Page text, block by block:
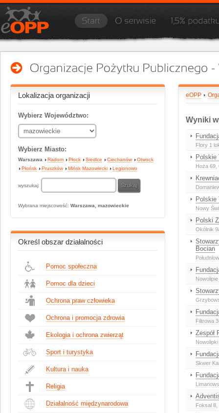
Lokalizacja organizacji
Wybierz Województwo:
Wybierz Miasto:
Warszawa Radom Płock Siedlce Ciechanów
Otwock
Płońsk
Pruszków Mińsk Mazowiecki Legionowo
wyszukaj:
Wybrana miejscowość: Warszawa, mazowieckie
Określ obszar działalności
Pomoc społeczna
Pomoc dla dzieci
Ochrona praw człowieka
Ochrona i promocja zdrowia
Ekologia i ochrona zwierząt
Sport i turystyka
Kultura i nauka
Religia
Działalność międzynarodowa
eOPP
Wyniki
Flory 1
Polskie
Hoża 69
Polskie
Nowy
Polski
Okólnik
Bocian
Filtrowa
Zespół
Skwer
Foksal 8